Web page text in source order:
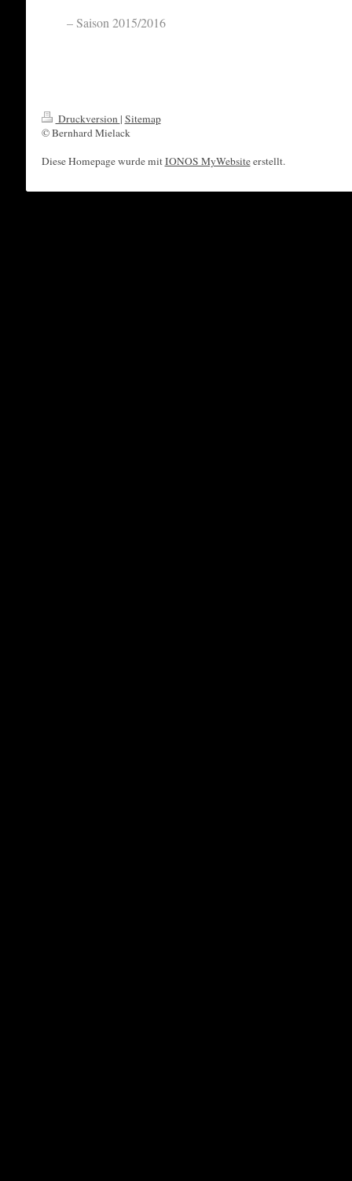
Saison 2015/2016
Druckversion | Sitemap
© Bernhard Mielack
Diese Homepage wurde mitIONOS MyWebsiteerstellt.